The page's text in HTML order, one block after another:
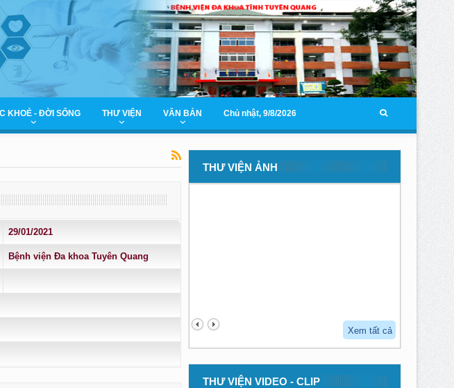
KHOẺ - ĐỜI SỐNG THƯ VIỆN VĂN BẢN Chủ nhật, 9/8/2026
29/01/2021
Bệnh viện Đa khoa Tuyên Quang
THƯ VIỆN ẢNH
Xem tất cả
THƯ VIỆN VIDEO - CLIP